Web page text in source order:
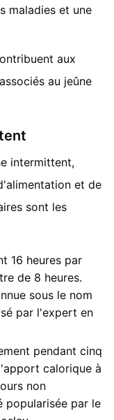
maladies et une
aux
au jeûne
intermittent,
et de
sont les
16 heures par
de 8 heures.
sous le nom
par l'expert en
pendant cinq
calorique à
non
popularisée par le